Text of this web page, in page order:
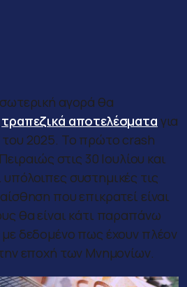
αγορά θα
τραπεζικά αποτελέσματα για
του 2025. Το πρώτο crash
στις 30 Ιουλίου και
συστημικές τις
που επικρατεί είναι
θα είναι κάτι παραπάνω
δεδομένο πως έχουν πλέον
εποχή των Μνημονίων.